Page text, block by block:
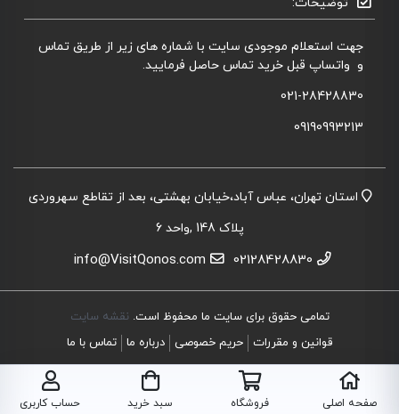
جهت استعلام موجودی سایت با شماره های زیر از طریق تماس
و واتساپ قبل خرید تماس حاصل فرمایید.
021-28428830
09190993213
استان تهران، عباس آباد،خیابان بهشتی، بعد از تقاطع سهروردی
پلاک 148 ,واحد 6
02128428830
info@VisitQonos.com
تمامی حقوق برای سایت ما محفوظ است. نقشه سایت
قوانین و مقررات
حریم خصوصی درباره ما تماس با ما
صفحه اصلی فروشگاه سبد خرید حساب کاربری